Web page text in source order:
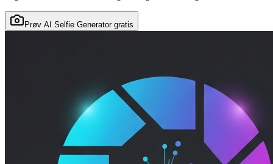
Prøv AI Selfie Generator gratis